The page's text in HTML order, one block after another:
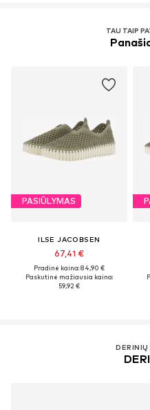
TAU TAIP
PASIŪLYMAS
ILSE JACOBSEN
67,41 €
Pradinė kaina: 84,90 €
Paskutinė mažiausia kaina:
59,92 €
DERINIŲ